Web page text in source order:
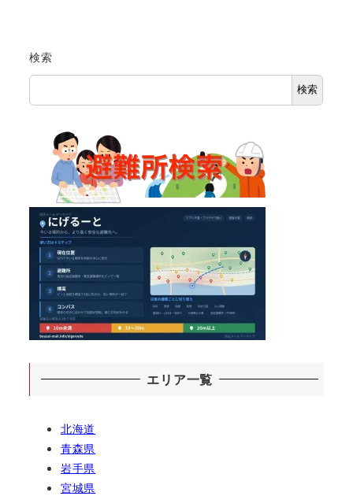
検索
検索
エリア一覧
北海道
青森県
岩手県
宮城県